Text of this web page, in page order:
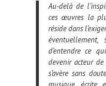
Au-delà de
ces œuvres la
réside dans
d’entendre ce
devenir acteur
s’avère sans